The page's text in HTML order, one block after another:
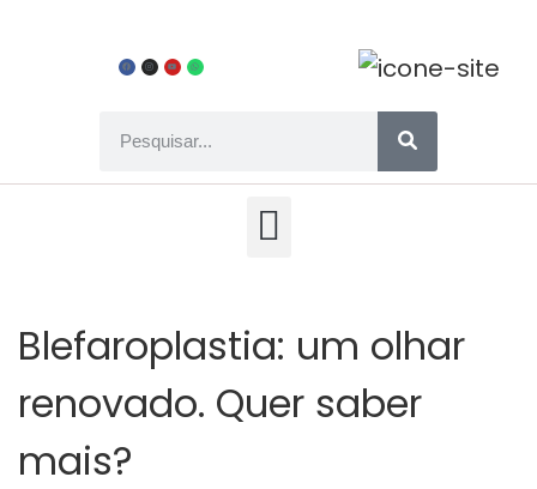
Blefaroplastia: um olhar
renovado. Quer saber
mais?